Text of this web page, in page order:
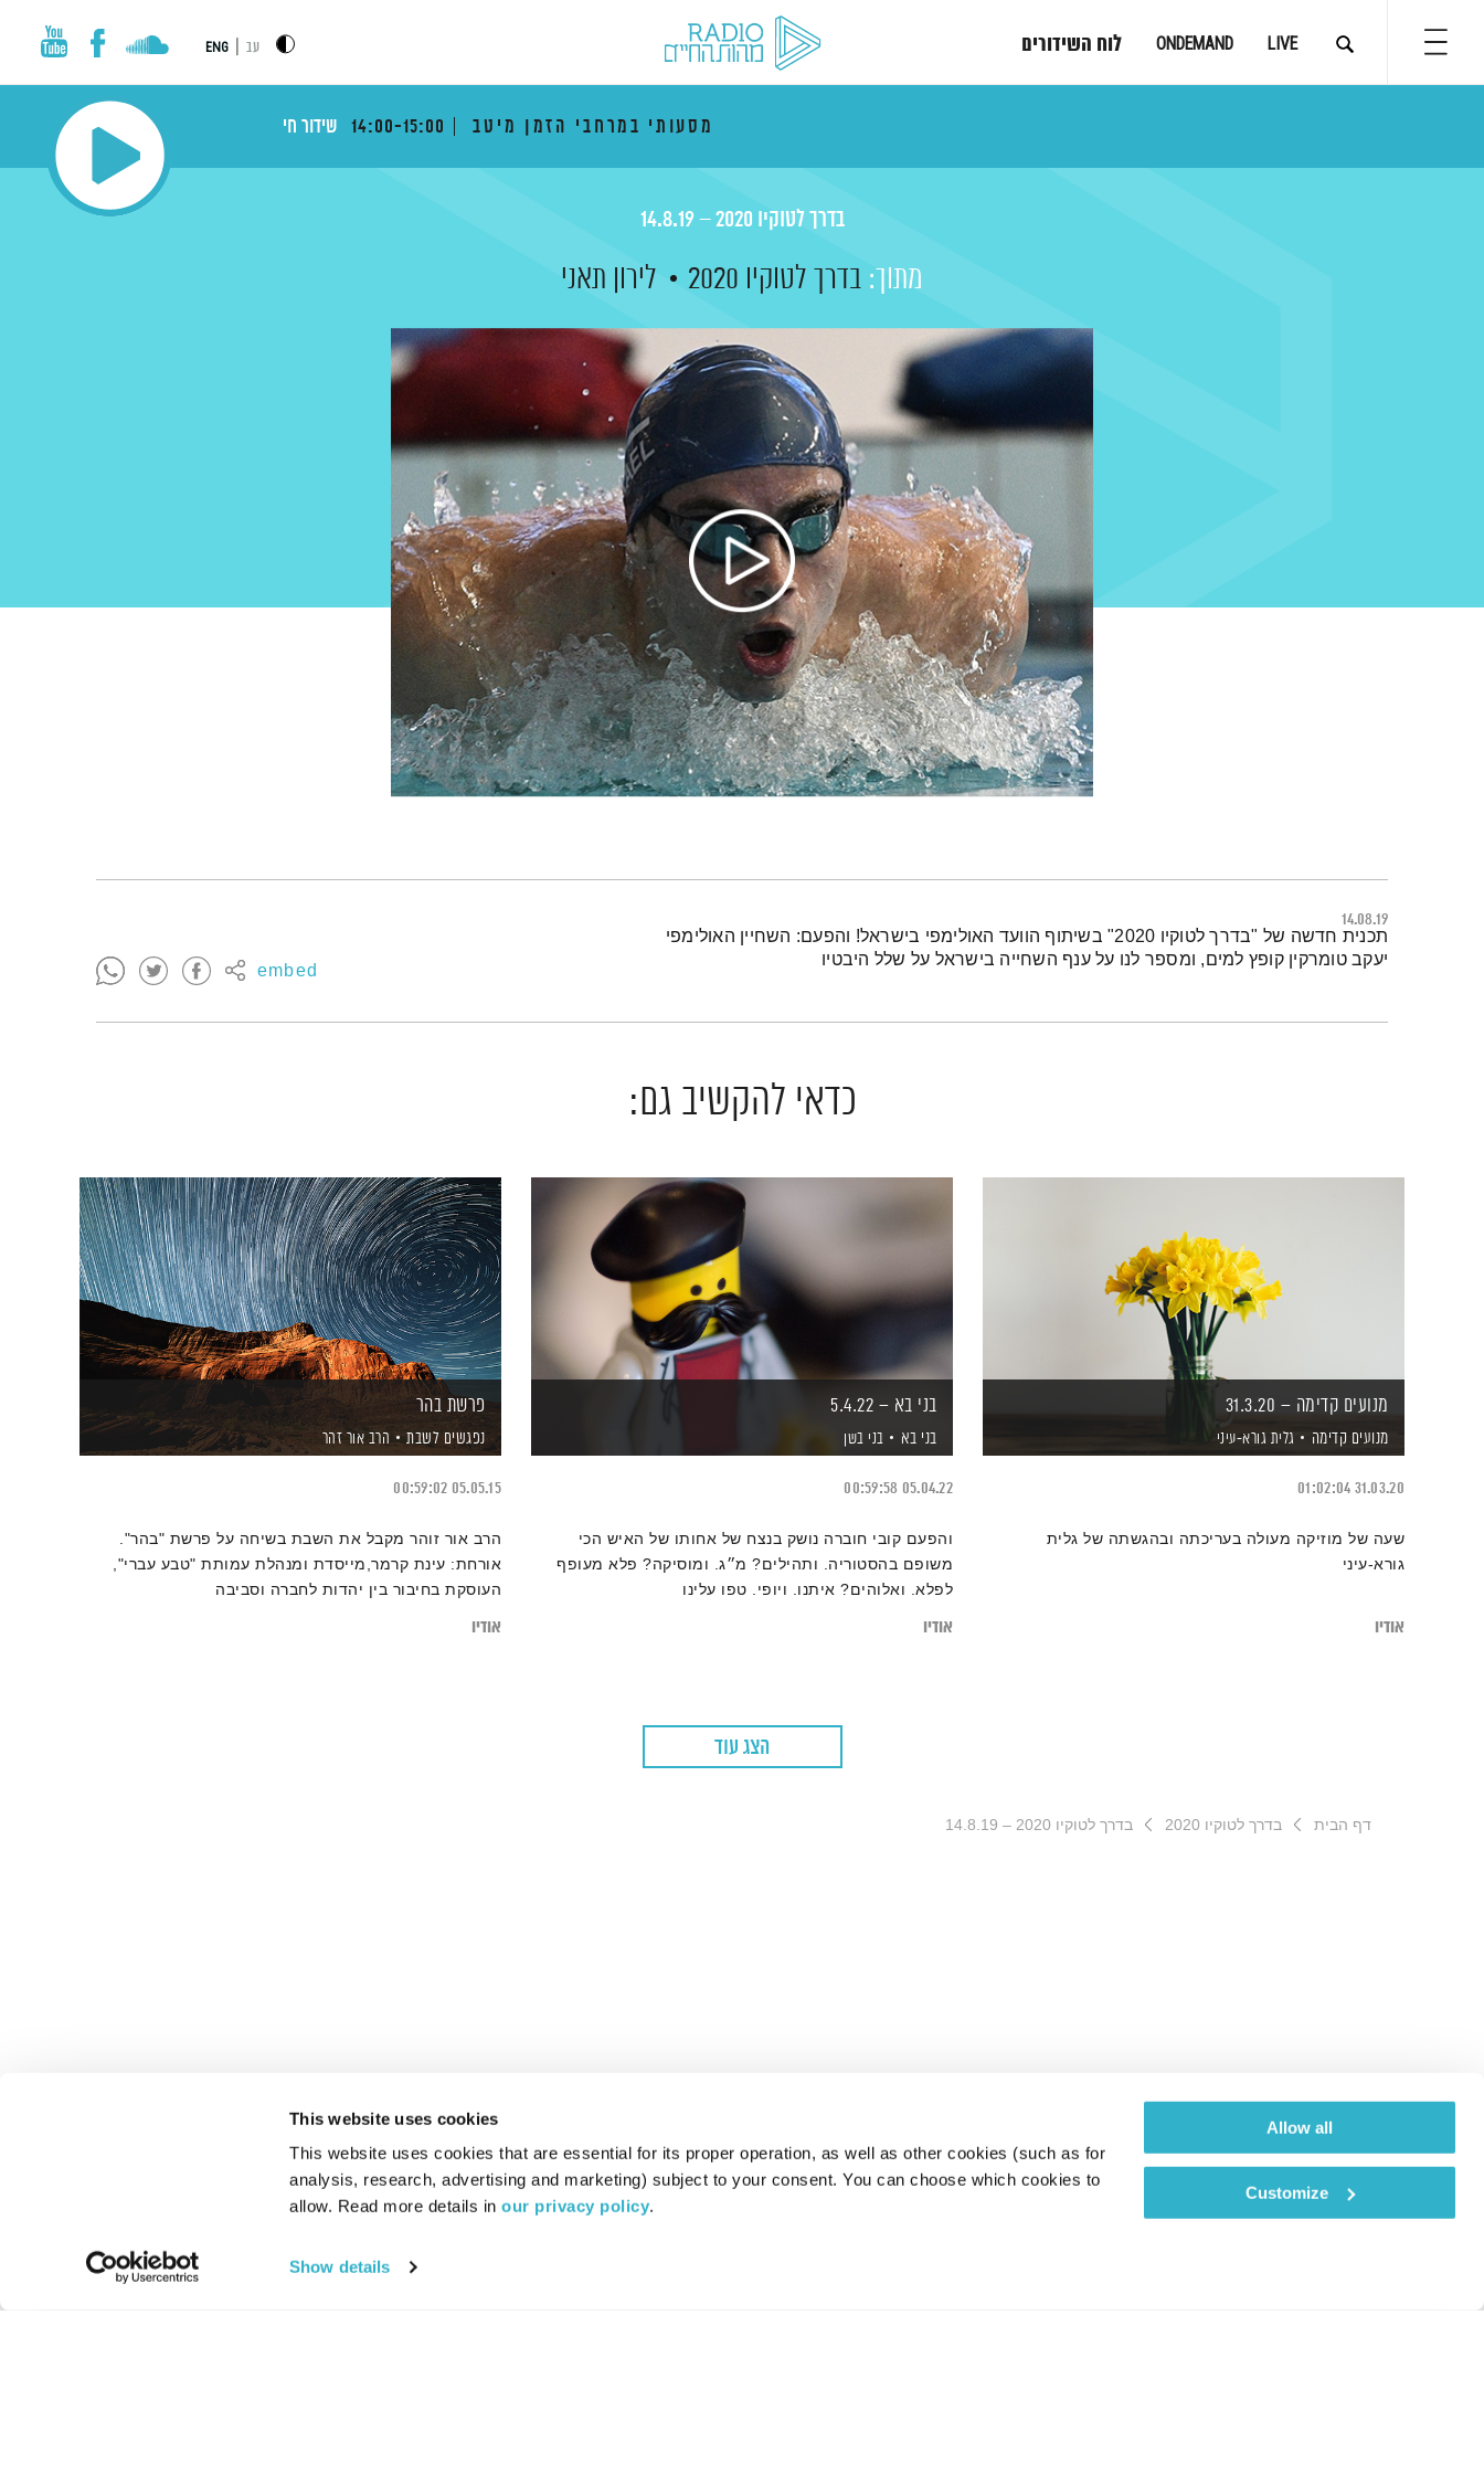
This website uses cookies
This website uses cookies that are essential for its proper operation, as well as other cookies (such as for
analysis, research, advertising and marketing) subject to your consent. You can choose which cookies to
allow. Read more details in our privacy policy.
Show details
Allow all
Customize
LIVE
ONDEMAND לוח השידורים עב ENG
מסעותי במרחבי הזמן מיטב 14:00-15:00 שידור חי
בדרך לטוקיו 2020 – 14.8.19
מתוך: בדרך לטוקיו 2020 לירון תאני
14.08.19
embed
תמצית הפודקאסט
תכנית חדשה של "בדרך לטוקיו 2020" בשיתוף הוועד האולימפי בישראל! והפעם: השחיין האולימפי
יעקב טומרקין קופץ למים, ומספר לנו על ענף השחייה בישראל על שלל היבטיו
כדאי להקשיב גם:
מנועים קדימה – 31.3.20
מנועים קדימה גלית גורא-עיני
31.03.20
01:02:04
שעה של מוזיקה מעולה בעריכתה ובהגשתה של גלית
גורא-עיני
אודיו
בני בא – 5.4.22
בני בא בני בשן
05.04.22
00:59:58
והפעם קובי חוברה נושק בנצח של אחותו של האיש הכי
משופם בהסטוריה. ותהילים? מ״ג. ומוסיקה? פלא מעופף
לפלא. ואלוהים? איתנו. ויופי. טפו עלינו
אודיו
פרשת בהר
נפגשים לשבת הרב אור זהר
05.05.15
00:59:02
הרב אור זוהר מקבל את השבת בשיחה על פרשת "בהר".
אורחת: עינת קרמר,מייסדת ומנהלת עמותת "טבע עברי",
העוסקת בחיבור בין יהדות לחברה וסביבה
אודיו
הצג עוד
דף הבית בדרך לטוקיו 2020 בדרך לטוקיו 2020 – 14.8.19